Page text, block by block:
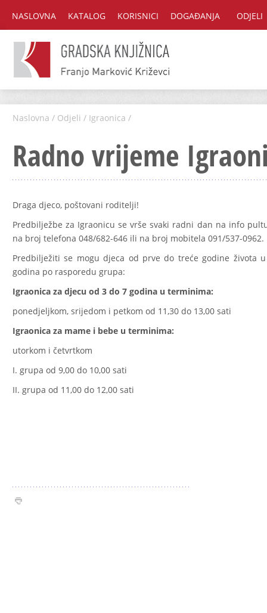
NASLOVNA KATALOG KORISNICI DOGAĐANJA ODJELI
Naslovna / Odjeli / Igraonica /
Radno vrijeme
Draga djeco, poštovani roditelji!
Predbilježbe za Igraonicu se vrše svaki radni dan na info
na broj telefona 048/682-646 ili na broj mobitela 091/537-0962.
Predbilježiti se mogu djeca od prve do treće godine
godina po rasporedu grupa:
Igraonica za djecu od 3 do 7 godina u terminima:
ponedjeljkom, srijedom i petkom od 11,30 do 13,00 sati
Igraonica za mame i bebe u terminima:
utorkom i četvrtkom
I. grupa od 9,00 do 10,00 sati
II. grupa od 11,00 do 12,00 sati